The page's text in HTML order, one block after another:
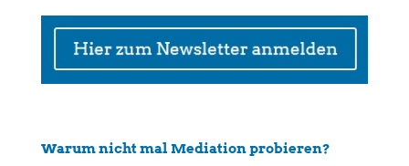
Warum nicht mal Mediation probieren?